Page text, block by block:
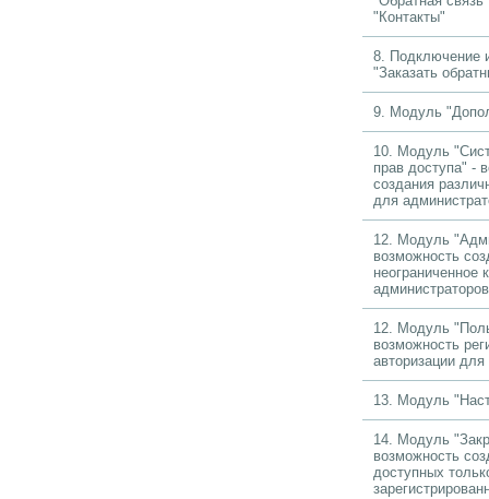
"Контакты"
8. Подключение
"Заказать
9. Модуль
10. Модуль
прав доступа" -
создания
для
12. Модуль
возможность
неограниченное
12. Модуль
возможность
авторизации для
13. Модуль
14. Модуль
возможность
доступных